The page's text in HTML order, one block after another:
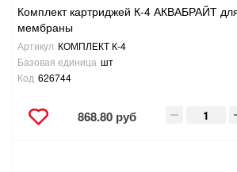
Комплект картриджей К-4 АКВАБРАЙТ
мембраны
Артикул КОМПЛЕКТ К-4
Базовая единица шт
Код 626744
868.80 руб